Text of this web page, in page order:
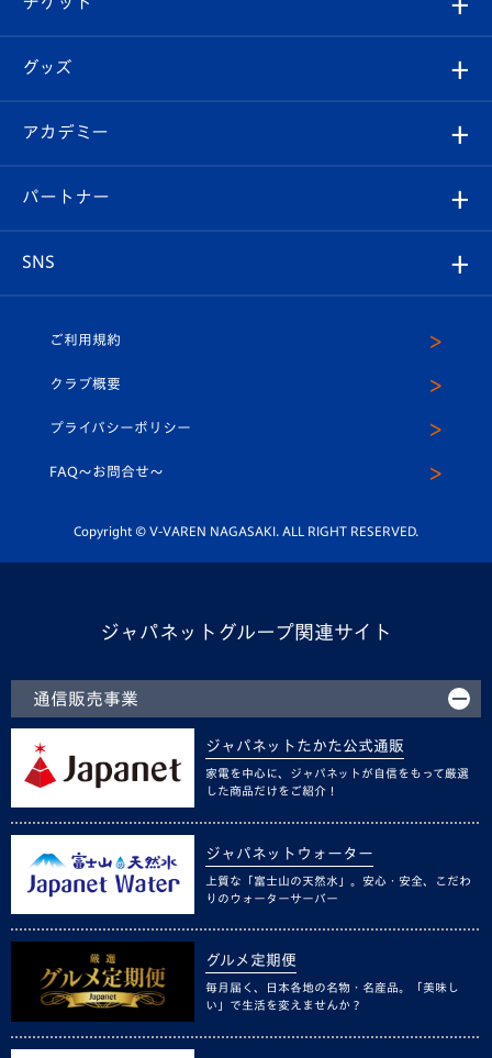
チケット
イベント
メディア
ホームタウン
エンブレム紹介
スタッフプロフィール
マスコット紹介
平和祈念活動
ホームタウン活動
はじめての観戦ガイド
Revive Team
ヴィヴィくんの長崎おもてなしガイド
フォトギャラリー
スタジアムグルメ
チケット
V-LOVERS（ファンクラブ）
プレイヤーズスイート
グッズ
オンラインショップ
店舗情報
アカデミー
育成からのお知らせ
U-18
スクール
パートナー
SNS
ヴィヴィくんインスタグラム
公式LINE＠
ご利用規約
クラブ概要
プライバシーポリシー
FAQ〜お問合せ〜
Copyright © V-VAREN NAGASAKI. ALL RIGHT RESERVED.
ジャパネットグループ関連サイト
通信販売事業
ジャパネットたかた公式通販
家電を中心に、ジャパネットが自信をもって厳選
した商品だけをご紹介！
ジャパネットウォーター
上質な「富士山の天然水」。安心・安全、こだわ
りのウォーターサーバー
グルメ定期便
毎月届く、日本各地の名物・名産品。「美味し
い」で生活を変えませんか？